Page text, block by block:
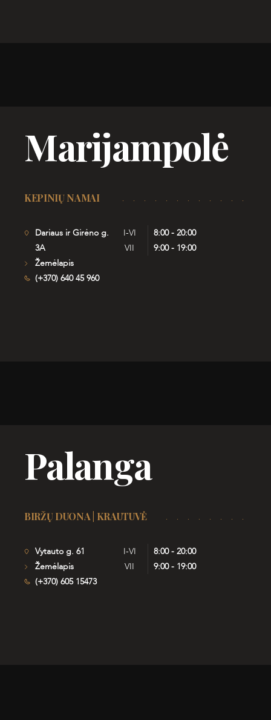
Marijampolė
KEPINIŲ NAMAI
Dariaus ir Girėno g.
3A
Žemėlapis
(+370) 640 45 960
I-VI
8:00 - 20:00
VII
9:00 - 19:00
Palanga
BIRŽŲ DUONA | KRAUTUVĖ
Vytauto g. 61
Žemėlapis
(+370) 605 15473
I-VI
8:00 - 20:00
VII
9:00 - 19:00